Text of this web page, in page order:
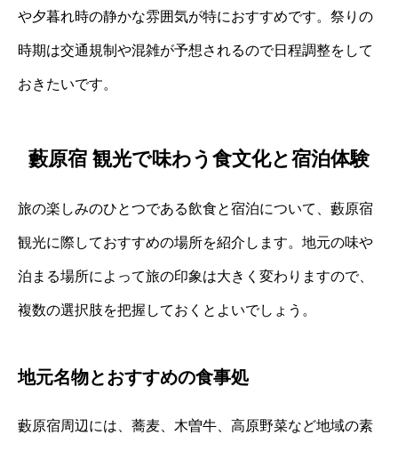
や夕暮れ時の静かな雰囲気が特におすすめです。祭りの
時期は交通規制や混雑が予想されるので日程調整をして
おきたいです。
藪原宿 観光で味わう食文化と宿泊体験
旅の楽しみのひとつである飲食と宿泊について、藪原宿
観光に際しておすすめの場所を紹介します。地元の味や
泊まる場所によって旅の印象は大きく変わりますので、
複数の選択肢を把握しておくとよいでしょう。
地元名物とおすすめの食事処
藪原宿周辺には、蕎麦、木曽牛、高原野菜など地域の素